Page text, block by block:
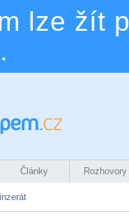
lze žít
Články Rozhovory